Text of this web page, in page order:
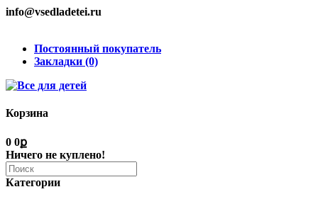
info@vsedladetei.ru
Постоянный покупатель
Закладки (0)
Корзина
0 0ք
Ничего не куплено!
Категории